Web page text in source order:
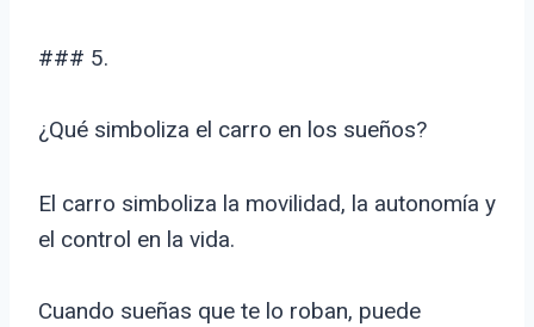
### 5.
¿Qué simboliza el carro en los sueños?
El carro simboliza la movilidad, la autonomía y
el control en la vida.
Cuando sueñas que te lo roban, puede